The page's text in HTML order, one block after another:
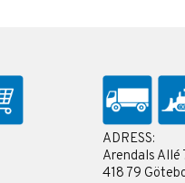
ADRESS:
Arendals Allé
418 79